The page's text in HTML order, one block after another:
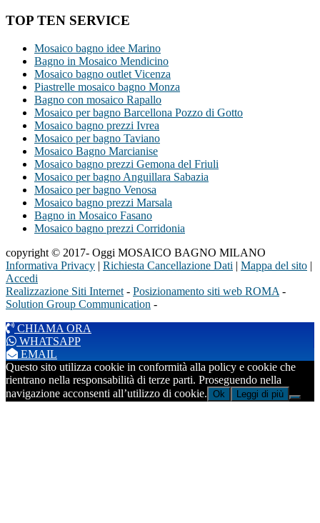
TOP TEN SERVICE
Mosaico bagno idee Marino
Bagno in Mosaico Mendicino
Mosaico bagno outlet Vicenza
Piastrelle mosaico bagno Monza
Bagno con mosaico Rapallo
Mosaico per bagno Barcellona Pozzo di Gotto
Mosaico bagno prezzi Ivrea
Mosaico per bagno Taviano
Mosaico Bagno Marcianise
Mosaico bagno prezzi Gemona del Friuli
Mosaico per bagno Anguillara Sabazia
Mosaico per bagno Venosa
Mosaico bagno prezzi Marsala
Bagno in Mosaico Fasano
Mosaico bagno prezzi Corridonia
copyright © 2017- Oggi MOSAICO BAGNO MILANO
Informativa Privacy | Richiesta Cancellazione Dati | Mappa del sito |
Accedi
Realizzazione Siti Internet - Posizionamento siti web ROMA -
Solution Group Communication -
CHIAMA ORA
WHATSAPP
EMAIL
Questo sito utilizza cookie in conformità alla policy e cookie che
rientrano nella responsabilità di terze parti. Proseguendo nella
navigazione acconsenti all’utilizzo di cookie. Ok Leggi di più